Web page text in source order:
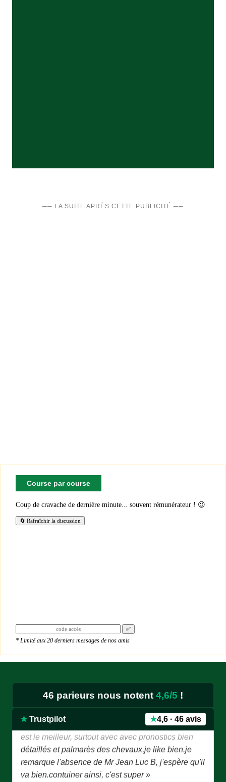
── LA SUITE APRÈS CETTE PUBLICITÉ ──
Course par course
Coup de cravache de dernière minute... souvent rémunérateur ! 😉
🔄 Rafraîchir la discussion
✅
* Limité aux 20 derniers messages de nos amis
46 parieurs nous notent 4,6/5 !
★ Trustpilot ★4,6 · 46 avis
« Je donne 5 étoiles puisque je suis sûr que le site
est le meilleur, surtout avec avec pronostics bien
détaillés et palmarès des chevaux.je like bien.je
remarque l'absence de Mr Jean Luc B, j'espère qu'il
va bien.contuiner ainsi, c'est super »
Edmond — juillet 2026